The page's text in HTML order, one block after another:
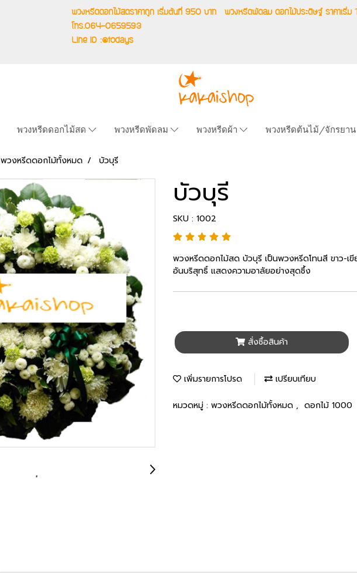
พวงหรีดดอกไม้สดราคาถูก เริ่มต้นที่ 950 บาท พวงหรีดพัดลม ดอกไม้ประดิษฐ์ ราคาเริ่
โทร.064-0659593
Line ID :@todays
พวงหรีดดอกไม้สด พวงหรีดพัดลม พวงหรีดผ้า พวงหรีดต้นไม้/จักรยาน
พวงหรีดดอกไม้ทั้งหมด บัวบุรี
บัวบุรี
SKU : 1002
พวงหรีดดอกไม้สด บัวบุรี เป็นพวงหรีดโทนสี ขาว-เ
อันบริสุทธิ์ แสดงความอาลัยอย่างสุดซึ้ง
สั่งซื้อสินค้า
เพิ่มรายการโปรด เปรียบเทียบ
หมวดหมู่ : พวงหรีดดอกไม้ทั้งหมด , ดอกไม้ 1000